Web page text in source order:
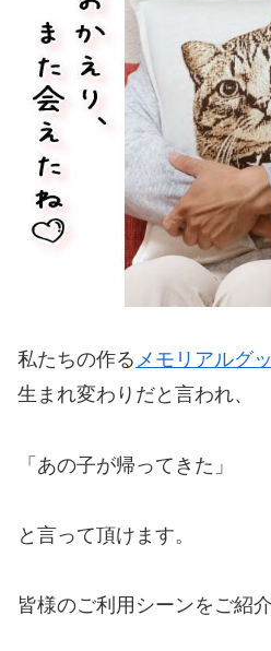
私たちの作る メモリアルグ
生まれ変わりだと言われ、
「あの子が帰ってきた」
と言って頂けます。
皆様のご利用シーンをご紹